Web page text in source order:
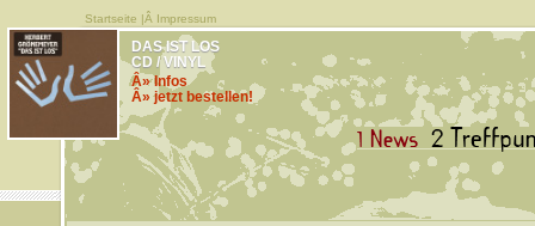
Startseite |Â Impressum
DAS IST LOS
CD / VINYL
Â» Infos
Â» jetzt bestellen!